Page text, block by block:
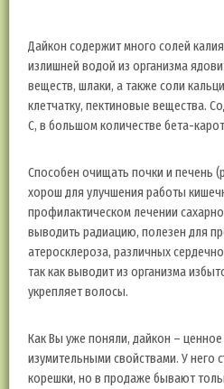
Дайкон содержит много солей
излишней водой из организма
веществ, шлаки, а также соли
клетчатку, пектиновые вещества.
С, в большом количестве бета-
Способен очищать почки и печень
хорош для улучшения работы
профилактическом лечении
выводить радиацию, полезен для
атеросклероза, различных
так как выводит из организма
укрепляет волосы.
Как Вы уже поняли, дайкон – ценное
изумительными свойствами. У него
корешки, но в продаже бывают